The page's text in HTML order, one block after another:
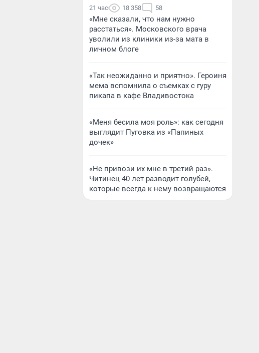
21 час 18 358 58
«Мне сказали, что нам нужно
расстаться». Московского врача
уволили из клиники из-за мата в
личном блоге
«Так неожиданно и приятно». Героиня
мема вспомнила о съемках с гуру
пикапа в кафе Владивостока
«Меня бесила моя роль»: как сегодня
выглядит Пуговка из «Папиных
дочек»
«Не привози их мне в третий раз».
Читинец 40 лет разводит голубей,
которые всегда к нему возвращаются